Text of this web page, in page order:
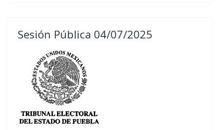
Sesión Pública 04/07/2025